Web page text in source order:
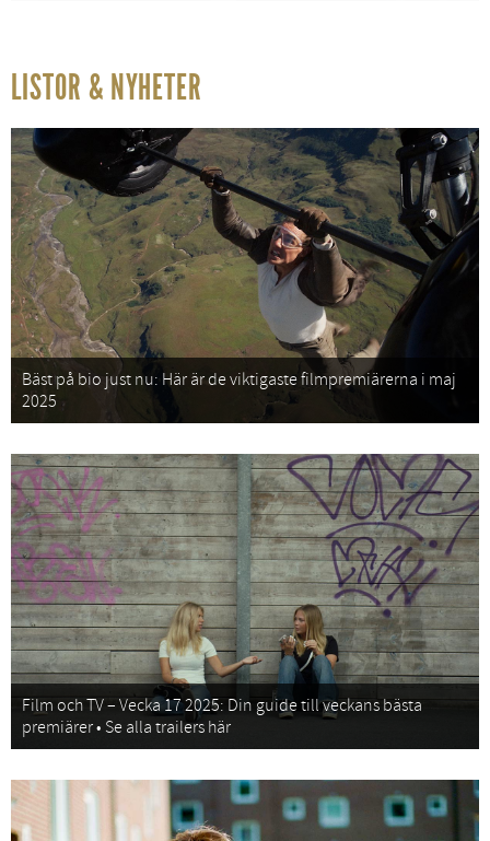
LISTOR & NYHETER
Bäst på bio just nu: Här är de viktigaste filmpremiärerna i maj
2025
Film och TV – Vecka 17 2025: Din guide till veckans bästa
premiärer • Se alla trailers här